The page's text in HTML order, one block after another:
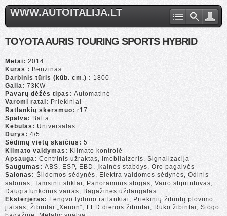
WWW.AUTOITALIJA.LT
TOYOTA AURIS TOURING SPORTS HYBRID
Metai: 2014
Kuras : Benzinas
Darbinis tūris (kūb. cm.) : 1800
Galia: 73KW
Pavarų dėžės tipas: Automatinė
Varomi ratai: Priekiniai
Ratlankių skersmuo: r17
Spalva: Balta
Kėbulas: Universalas
Durys: 4/5
Sėdimų vietų skaičius: 5
Klimato valdymas: Klimato kontrolė
Apsauga: Centrinis užraktas, Imobilaizeris, Signalizacija
Saugumas: ABS, ESP, EBD, Įkalnės stabdys, Oro pagalvės
Salonas: Šildomos sėdynės, Elektra valdomos sėdynės, Odinis
salonas, Tamsinti stiklai, Panoraminis stogas, Vairo stiprintuvas,
Daugiafunkcinis vairas, Bagažinės uždangalas
Eksterjeras: Lengvo lydinio ratlankiai, Priekinių žibintų plovimo
įtaisas, Žibintai „Xenon“, LED dienos žibintai, Rūko žibintai, Stogo